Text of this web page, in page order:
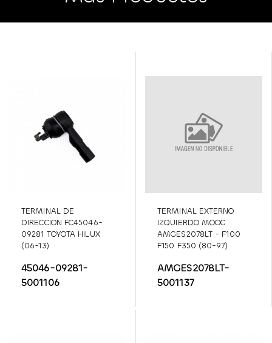
TERMINAL DE
DIRECCION FC45046-
09281 TOYOTA HILUX
(06-13)
45046-09281-
5001106
TERMINAL EXTERNO
IZQUIERDO MOOG
AMGES2078LT - F100
F150 F350 (80-97)
AMGES2078LT-
5001137